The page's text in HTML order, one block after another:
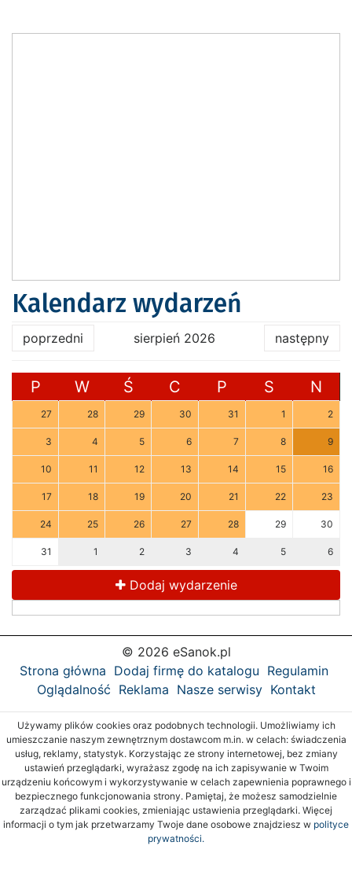
Kalendarz wydarzeń
poprzedni sierpień 2026 następny
P W Ś C P S N
27 28 29 30 31 1 2
3 4 5 6 7 8 9
10 11 12 13 14 15 16
17 18 19 20 21 22 23
24 25 26 27 28 29 30
31 1 2 3 4 5 6
Dodaj wydarzenie
© 2026 eSanok.pl
Strona główna Dodaj firmę do katalogu Regulamin
Oglądalność Reklama Nasze serwisy Kontakt
Używamy plików cookies oraz podobnych technologii. Umożliwiamy ich
umieszczanie naszym zewnętrznym dostawcom m.in. w celach: świadczenia
usług, reklamy, statystyk. Korzystając ze strony internetowej, bez zmiany
ustawień przeglądarki, wyrażasz zgodę na ich zapisywanie w Twoim
urządzeniu końcowym i wykorzystywanie w celach zapewnienia poprawnego i
bezpiecznego funkcjonowania strony. Pamiętaj, że możesz samodzielnie
zarządzać plikami cookies, zmieniając ustawienia przeglądarki. Więcej
informacji o tym jak przetwarzamy Twoje dane osobowe znajdziesz w polityce
prywatności.